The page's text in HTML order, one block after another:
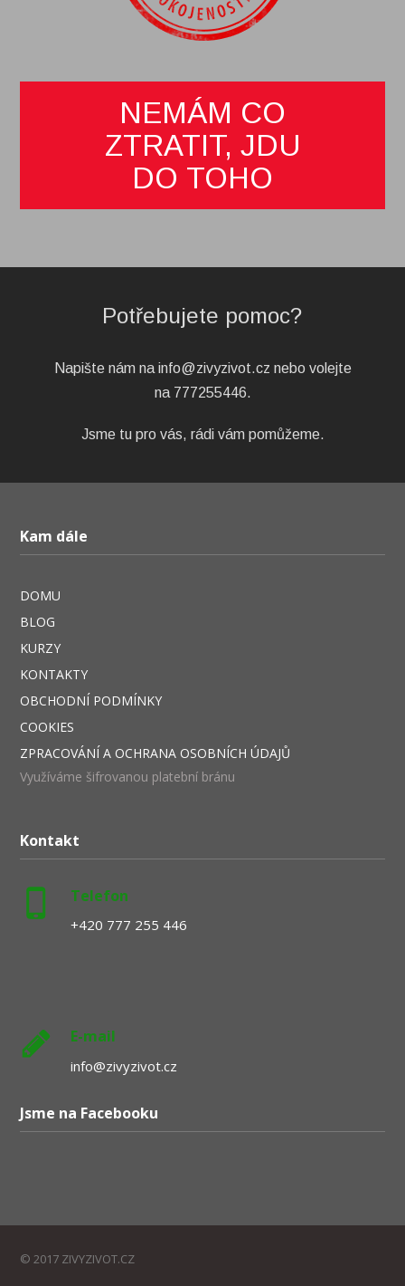
NEMÁM CO
ZTRATIT, JDU
DO TOHO
Potřebujete pomoc?
Napište nám na info@zivyzivot.cz nebo volejte
na 777255446.
Jsme tu pro vás, rádi vám pomůžeme.
Kam dále
DOMU
BLOG
KURZY
KONTAKTY
OBCHODNÍ PODMÍNKY
COOKIES
ZPRACOVÁNÍ A OCHRANA OSOBNÍCH ÚDAJŮ
Využíváme šifrovanou platební bránu
Kontakt
Telefon
+420 777 255 446
E-mail
info@zivyzivot.cz
Jsme na Facebooku
© 2017 ZIVYZIVOT.CZ